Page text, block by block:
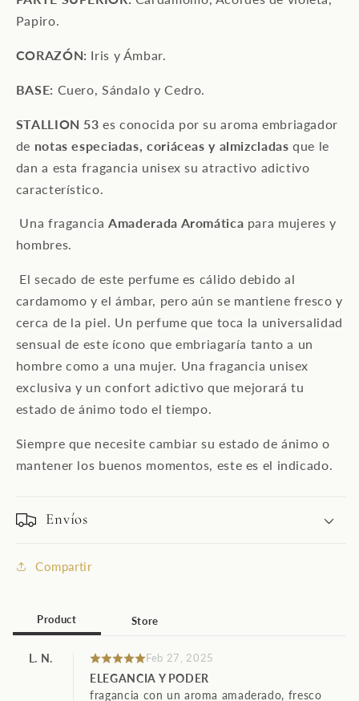
Papiro.
CORAZÓN: Iris y Ámbar.
BASE: Cuero, Sándalo y Cedro.
STALLION 53 es conocida por su aroma embriagador
de notas especiadas, coriáceas y almizcladas que le
dan a esta fragancia unisex su atractivo adictivo
característico.
Una fraganciaAmaderada Aromática para mujeres y
hombres.
El secado de este perfume es cálido debido al
cardamomo y el ámbar, pero aún se mantiene fresco y
cerca de la piel. Un perfume que toca la universalidad
sensual de este ícono que embriagaría tanto a un
hombre como a una mujer. Una fragancia unisex
exclusiva y un confort adictivo que mejorará tu
estado de ánimo todo el tiempo.
Siempre que necesite cambiar su estado de ánimo o
mantener los buenos momentos, este es el indicado.
Envíos
Compartir
Product Store
L. N. Feb 27, 2025
ELEGANCIA Y PODER
fragancia con un aroma amaderado, fresco